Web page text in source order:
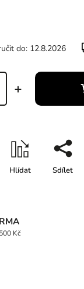
do: 12.8.2026
Hlídat Sdílet
Kč